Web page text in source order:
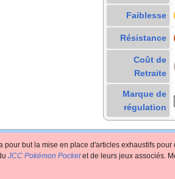
Faiblesse
Résistance
Coût de
Retraite
Marque de
régulation
pour but la mise en place d'articles exhaustifs pour
JCC Pokémon Pocketet de leurs jeux associés.